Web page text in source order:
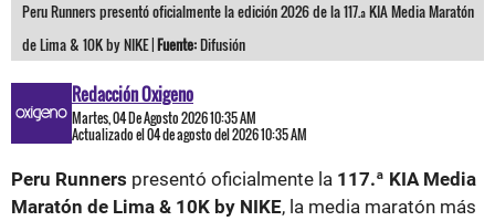
Peru Runners presentó oficialmente la edición 2026 de la 117.ª KIA Media Maratón
de Lima & 10K by NIKE |Fuente:Difusión
Redacción Oxigeno
Martes, 04 De Agosto 2026 10:35 AM
Actualizado el 04 de agosto del 2026 10:35 AM
Peru Runners presentó oficialmente la 117.ª KIA Media
Maratón de Lima & 10K by NIKE, la media maratón más